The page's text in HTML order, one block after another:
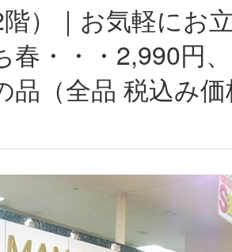
春・・・2,990円
品（全品 税込み